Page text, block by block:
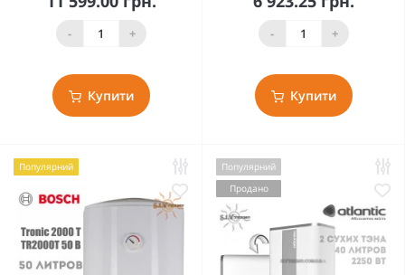
- +
Купити
- +
Купити
Популярний
Популярний
Продано